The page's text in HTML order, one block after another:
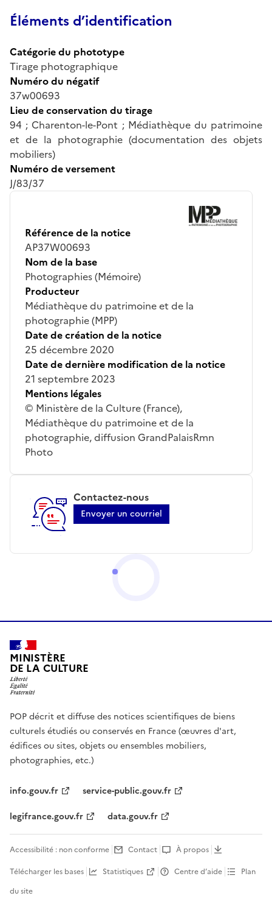
Éléments d’identification
Catégorie du phototype
Tirage photographique
Numéro du négatif
37w00693
Lieu de conservation du tirage
94 ; Charenton-le-Pont ; Médiathèque du patrimoine
et de la photographie (documentation des objets
mobiliers)
Numéro de versement
J/83/37
Référence de la notice
AP37W00693
Nom de la base
Photographies (Mémoire)
Producteur
Médiathèque du patrimoine et de la
photographie (MPP)
Date de création de la notice
25 décembre 2020
Date de dernière modification de la notice
21 septembre 2023
Mentions légales
© Ministère de la Culture (France),
Médiathèque du patrimoine et de la
photographie, diffusion GrandPalaisRmn
Photo
Contactez-nous
Envoyer un courriel
MINISTÈRE
DE LA CULTURE
POP décrit et diffuse des notices scientifiques de biens
culturels étudiés ou conservés en France (œuvres d'art,
édifices ou sites, objets ou ensembles mobiliers,
photographies, etc.)
info.gouv.fr
service-public.gouv.fr
legifrance.gouv.fr
data.gouv.fr
Accessibilité : non conforme Contact
À propos
Télécharger les bases
Statistiques Centre d’aide
Plan
du site